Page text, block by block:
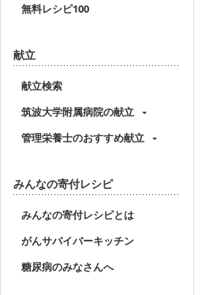
無料レシピ100
献立
献立検索
筑波大学附属病院の献立
管理栄養士のおすすめ献立
みんなの寄付レシピ
みんなの寄付レシピとは
がんサバイバーキッチン
糖尿病のみなさんへ